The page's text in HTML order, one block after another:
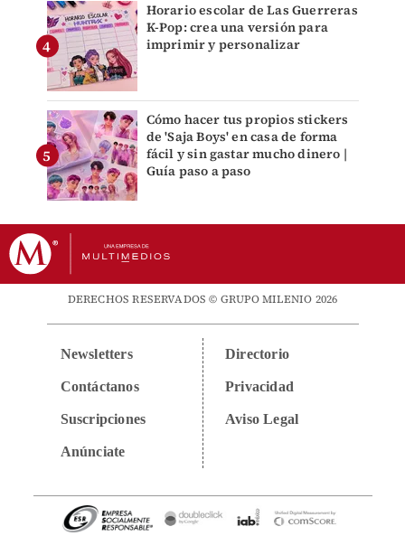
Horario escolar de Las Guerreras
K-Pop: crea una versión para
imprimir y personalizar
Cómo hacer tus propios stickers
de 'Saja Boys' en casa de forma
fácil y sin gastar mucho dinero |
Guía paso a paso
DERECHOS RESERVADOS © GRUPO MILENIO 2026
Newsletters
Contáctanos
Suscripciones
Anúnciate
Directorio
Privacidad
Aviso Legal